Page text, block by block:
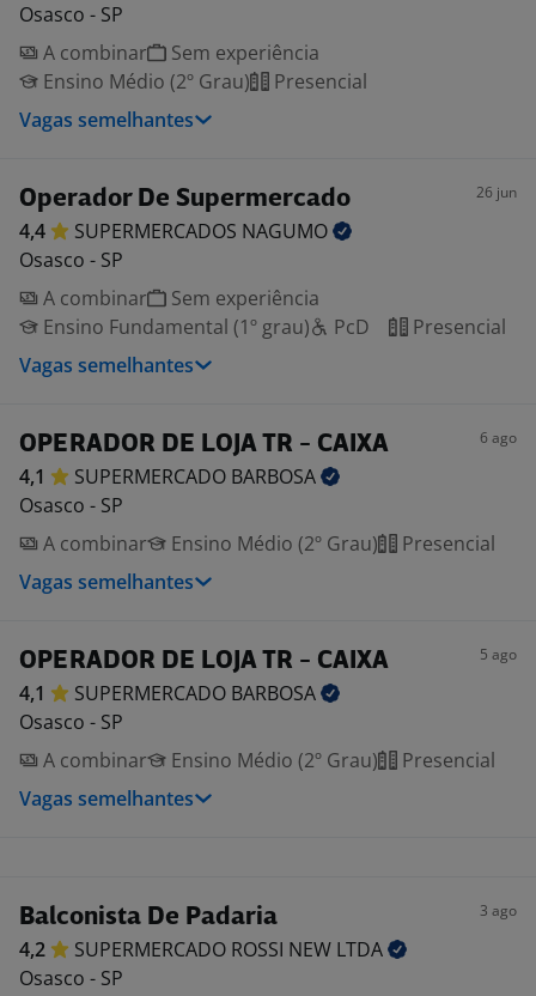
Osasco - SP
A combinar
Sem experiência
Ensino Médio (2º Grau)
Presencial
Vagas semelhantes
Operador De Supermercado 26 jun
4,4 SUPERMERCADOS NAGUMO
Osasco - SP
A combinar
Sem experiência
Ensino Fundamental (1º grau)
PcD
Presencial
Vagas semelhantes
OPERADOR DE LOJA TR - CAIXA 6 ago
4,1 SUPERMERCADO BARBOSA
Osasco - SP
A combinar
Ensino Médio (2º Grau)
Presencial
Vagas semelhantes
OPERADOR DE LOJA TR - CAIXA 5 ago
4,1 SUPERMERCADO BARBOSA
Osasco - SP
A combinar
Ensino Médio (2º Grau)
Presencial
Vagas semelhantes
Balconista De Padaria 3 ago
4,2 SUPERMERCADO ROSSI NEW LTDA
Osasco - SP